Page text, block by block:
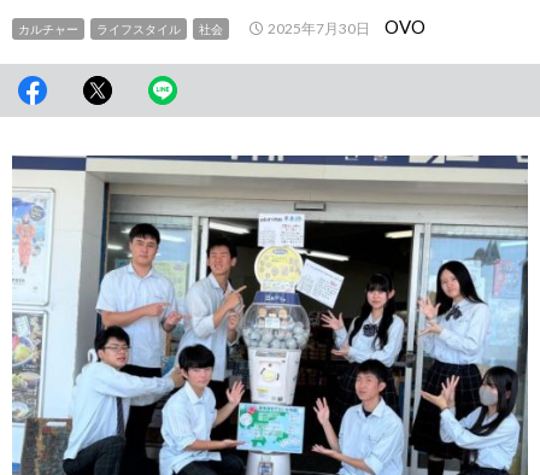
カルチャー ライフスタイル 社会 2025年7月30日 OVO